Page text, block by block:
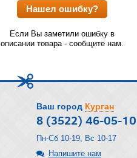
Нашел ошибку?
Если Вы заметили ошибку в
описании товара - сообщите нам.
Ваш город Курган
8 (3522) 46-05-10
Пн-Сб 10-19, Вс 10-17
Напишите нам